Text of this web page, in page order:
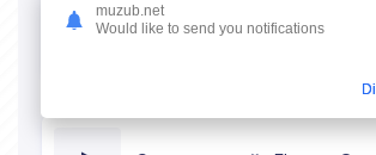
режиме онлайн
muzub.net
Would like to send you notifications